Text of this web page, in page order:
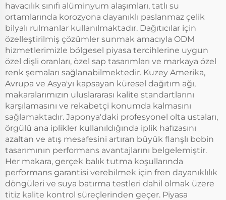
havacılık sınıfı alüminyum alaşımları, tatlı su
ortamlarında korozyona dayanıklı paslanmaz çelik
bilyalı rulmanlar kullanılmaktadır. Dağıtıcılar için
özelleştirilmiş çözümler sunmak amacıyla ODM
hizmetlerimizle bölgesel piyasa tercihlerine uygun
özel dişli oranları, özel sap tasarımları ve markaya özel
renk şemaları sağlanabilmektedir. Kuzey Amerika,
Avrupa ve Asya'yı kapsayan küresel dağıtım ağı,
makaralarımızın uluslararası kalite standartlarını
karşılamasını ve rekabetçi konumda kalmasını
sağlamaktadır. Japonya'daki profesyonel olta ustaları,
örgülü ana iplikler kullanıldığında iplik hafızasını
azaltan ve atış mesafesini artıran büyük flanşlı bobin
tasarımının performans avantajlarını belgelemiştir.
Her makara, gerçek balık tutma koşullarında
performans garantisi verebilmek için fren dayanıklılık
döngüleri ve suya batırma testleri dahil olmak üzere
titiz kalite kontrol süreçlerinden geçer. Piyasa